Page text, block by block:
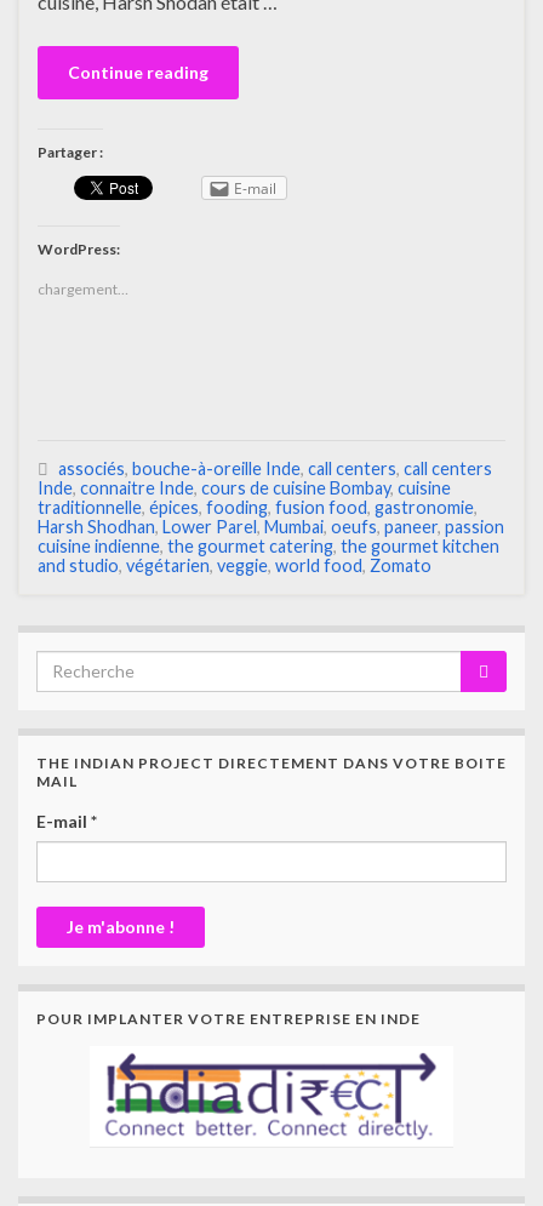
Continue reading
Partager :
E-mail
WordPress:
chargement…
associés, bouche-à-oreille Inde, call centers, call centers
Inde, connaitre Inde, cours de cuisine Bombay, cuisine
traditionnelle, épices, fooding, fusion food, gastronomie,
Harsh Shodhan, Lower Parel, Mumbai, oeufs, paneer, passion
cuisine indienne, the gourmet catering, the gourmet kitchen
and studio, végétarien, veggie, world food, Zomato
THE INDIAN PROJECT DIRECTEMENT DANS VOTRE BOITE
MAIL
E-mail *
POUR IMPLANTER VOTRE ENTREPRISE EN INDE